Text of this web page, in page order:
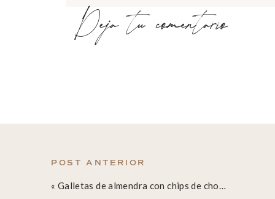
MERMELADA DE BERRIES Y CHIA
Author:
como frutilla, arándanos, mora, etc.)
cdas. semillas de chía
Deja tu comentario
« Galletas de almendra con chips de chocolate
POST ANTERIOR